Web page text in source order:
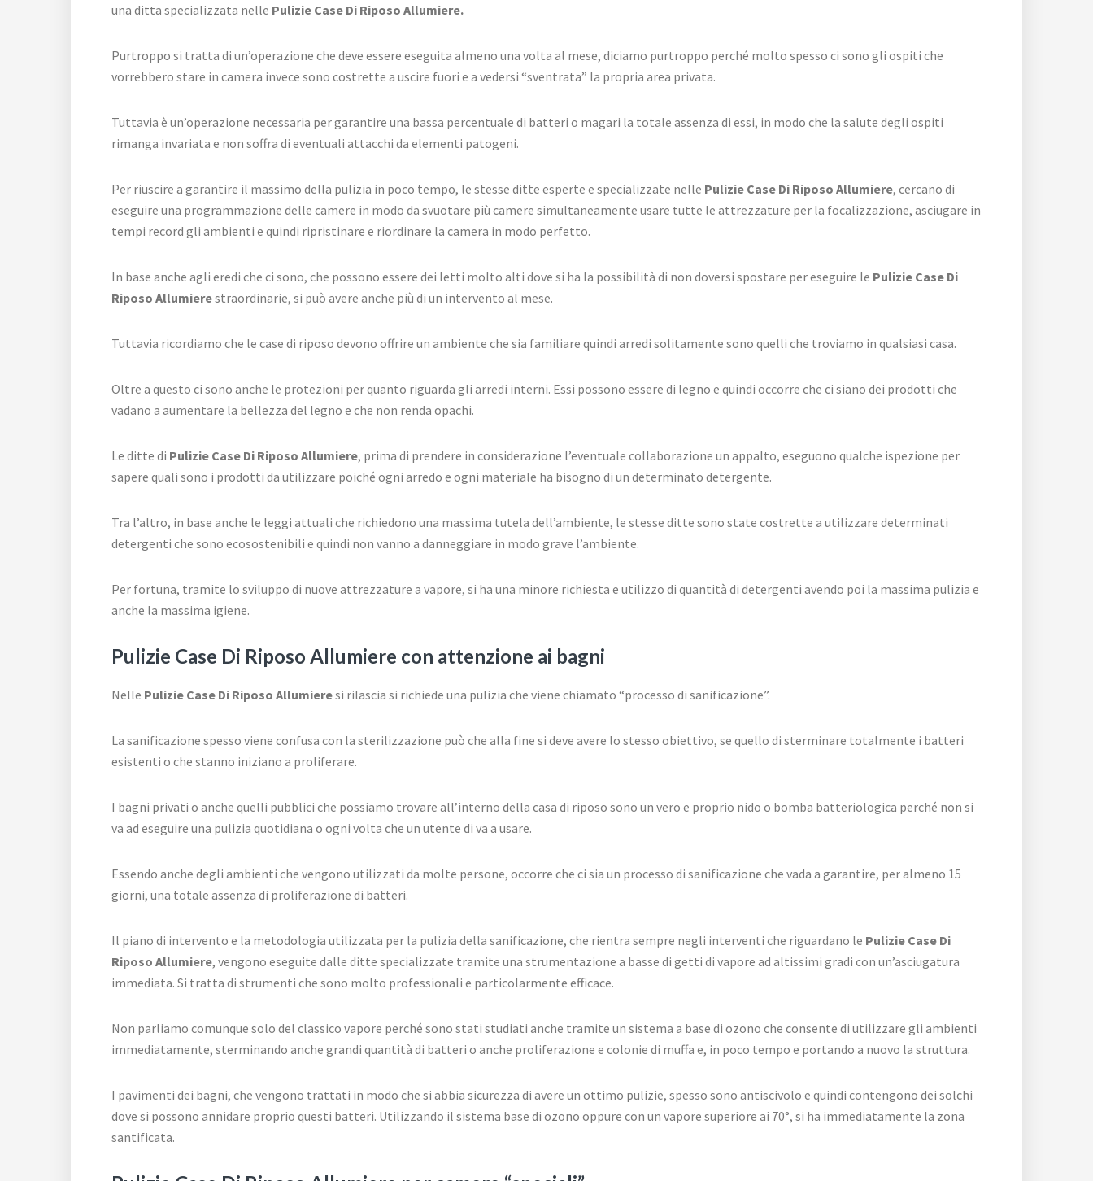
una ditta specializzata nelle Pulizie Case Di Riposo Allumiere.
Purtroppo si tratta di un’operazione che deve essere eseguita almeno una volta al mese, diciamo purtroppo perché molto spesso ci sono gli ospiti che
vorrebbero stare in camera invece sono costrette a uscire fuori e a vedersi “sventrata” la propria area privata.
Tuttavia è un’operazione necessaria per garantire una bassa percentuale di batteri o magari la totale assenza di essi, in modo che la salute degli ospiti
rimanga invariata e non soffra di eventuali attacchi da elementi patogeni.
Per riuscire a garantire il massimo della pulizia in poco tempo, le stesse ditte esperte e specializzate nelle Pulizie Case Di Riposo Allumiere, cercano di
eseguire una programmazione delle camere in modo da svuotare più camere simultaneamente usare tutte le attrezzature per la focalizzazione, asciugare in
tempi record gli ambienti e quindi ripristinare e riordinare la camera in modo perfetto.
In base anche agli eredi che ci sono, che possono essere dei letti molto alti dove si ha la possibilità di non doversi spostare per eseguire le Pulizie Case Di
Riposo Allumierestraordinarie, si può avere anche più di un intervento al mese.
Tuttavia ricordiamo che le case di riposo devono offrire un ambiente che sia familiare quindi arredi solitamente sono quelli che troviamo in qualsiasi casa.
Oltre a questo ci sono anche le protezioni per quanto riguarda gli arredi interni. Essi possono essere di legno e quindi occorre che ci siano dei prodotti che
vadano a aumentare la bellezza del legno e che non renda opachi.
Le ditte di Pulizie Case Di Riposo Allumiere, prima di prendere in considerazione l’eventuale collaborazione un appalto, eseguono qualche ispezione per
sapere quali sono i prodotti da utilizzare poiché ogni arredo e ogni materiale ha bisogno di un determinato detergente.
Tra l’altro, in base anche le leggi attuali che richiedono una massima tutela dell’ambiente, le stesse ditte sono state costrette a utilizzare determinati
detergenti che sono ecosostenibili e quindi non vanno a danneggiare in modo grave l’ambiente.
Per fortuna, tramite lo sviluppo di nuove attrezzature a vapore, si ha una minore richiesta e utilizzo di quantità di detergenti avendo poi la massima pulizia e
anche la massima igiene.
Pulizie Case Di Riposo Allumiere con attenzione ai bagni
Nelle Pulizie Case Di Riposo Allumieresi rilascia si richiede una pulizia che viene chiamato “processo di sanificazione”.
La sanificazione spesso viene confusa con la sterilizzazione può che alla fine si deve avere lo stesso obiettivo, se quello di sterminare totalmente i batteri
esistenti o che stanno iniziano a proliferare.
I bagni privati o anche quelli pubblici che possiamo trovare all’interno della casa di riposo sono un vero e proprio nido o bomba batteriologica perché non si
va ad eseguire una pulizia quotidiana o ogni volta che un utente di va a usare.
Essendo anche degli ambienti che vengono utilizzati da molte persone, occorre che ci sia un processo di sanificazione che vada a garantire, per almeno 15
giorni, una totale assenza di proliferazione di batteri.
Il piano di intervento e la metodologia utilizzata per la pulizia della sanificazione, che rientra sempre negli interventi che riguardano le Pulizie Case Di
Riposo Allumiere, vengono eseguite dalle ditte specializzate tramite una strumentazione a basse di getti di vapore ad altissimi gradi con un’asciugatura
immediata. Si tratta di strumenti che sono molto professionali e particolarmente efficace.
Non parliamo comunque solo del classico vapore perché sono stati studiati anche tramite un sistema a base di ozono che consente di utilizzare gli ambienti
immediatamente, sterminando anche grandi quantità di batteri o anche proliferazione e colonie di muffa e, in poco tempo e portando a nuovo la struttura.
I pavimenti dei bagni, che vengono trattati in modo che si abbia sicurezza di avere un ottimo pulizie, spesso sono antiscivolo e quindi contengono dei solchi
dove si possono annidare proprio questi batteri. Utilizzando il sistema base di ozono oppure con un vapore superiore ai 70°, si ha immediatamente la zona
santificata.